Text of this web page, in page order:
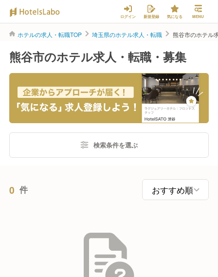
ログイン 新規登録 気になる MENU
ホテルの求人・転職TOP 埼玉県のホテル求人・転職 熊谷市のホテル
熊谷市のホテル求人・転職・募集
検索条件を選ぶ
0 件